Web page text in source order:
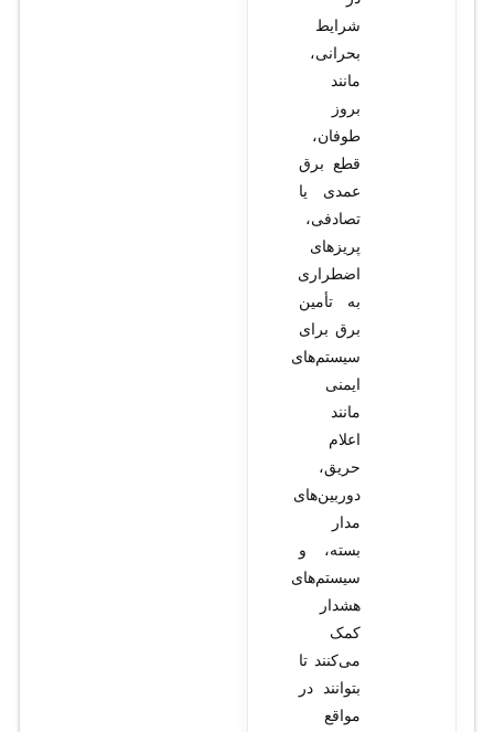
شرایط
بحرانی،
مانند
بروز
طوفان،
قطع برق
عمدی یا
تصادفی،
پریزهای
اضطراری
به تأمین
برق برای
سیستم‌های
ایمنی
مانند
اعلام
حریق،
دوربین‌های
مدار
بسته، و
سیستم‌های
هشدار
کمک
می‌کنند تا
بتوانند در
مواقع